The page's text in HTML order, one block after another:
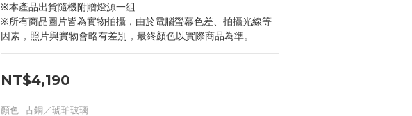
※本產品出貨隨機附贈燈源一組
※所有商品圖片皆為實物拍攝，由於電腦螢幕色差、拍攝光線等
因素，照片與實物會略有差別，最終顏色以實際商品為準。
NT$4,190
顏色 : 古銅／琥珀玻璃